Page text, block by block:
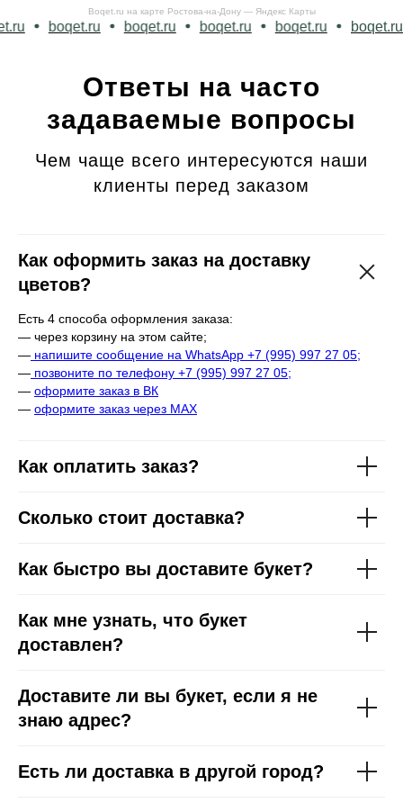
Boqet.ru на карте Ростова‑на‑Дону — Яндекс Карты
boqet.ru boqet.ru boqet.ru boqet.ru
Ответы на часто
задаваемые вопросы
Чем чаще всего интересуются наши
клиенты перед заказом
Как оформить заказ на доставку
цветов?
Есть 4 способа оформления заказа:
— через корзину на этом сайте;
— напишите сообщение на WhatsApp +7 (995) 997 27 05;
— позвоните по телефону +7 (995) 997 27 05;
— оформите заказ в ВК
— оформите заказ через МАХ
Как оплатить заказ?
Сколько стоит доставка?
Как быстро вы доставите букет?
Как мне узнать, что букет
доставлен?
Доставите ли вы букет, если я не
знаю адрес?
Есть ли доставка в другой город?